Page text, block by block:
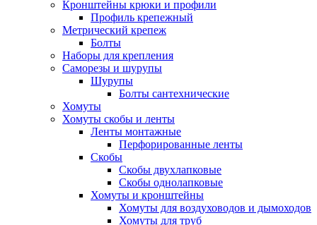
Кронштейны крюки и профили
Профиль крепежный
Метрический крепеж
Болты
Наборы для крепления
Саморезы и шурупы
Шурупы
Болты сантехнические
Хомуты
Хомуты скобы и ленты
Ленты монтажные
Перфорированные ленты
Скобы
Скобы двухлапковые
Скобы однолапковые
Хомуты и кронштейны
Хомуты для воздуховодов и дымоходов
Хомуты для труб